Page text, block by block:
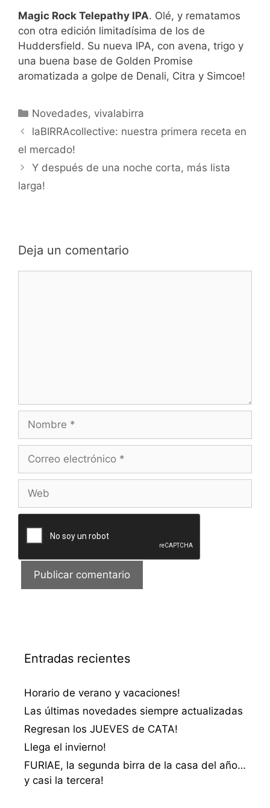
Magic Rock Telepathy IPA. Olé, y rematamos
con otra edición limitadísima de los de
Huddersfield. Su nueva IPA, con avena, trigo y
una buena base de Golden Promise
aromatizada a golpe de Denali, Citra y Simcoe!
Categorías
Novedades, vivalabirra
laBIRRAcollective: nuestra primera receta en
el mercado!
Y después de una noche corta, más lista
larga!
Deja un comentario
electrónico
Entradas recientes
Horario de verano y vacaciones!
Las últimas novedades siempre actualizadas
Regresan los JUEVES de CATA!
Llega el invierno!
FURIAE, la segunda birra de la casa del año…
y casi la tercera!